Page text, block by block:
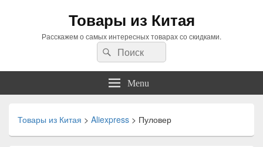
Товары из Китая
Расскажем о самых интересных товарах со скидками.
Search
for:
Search
Menu
Товары из Китая > Aliexpress > Пуловер